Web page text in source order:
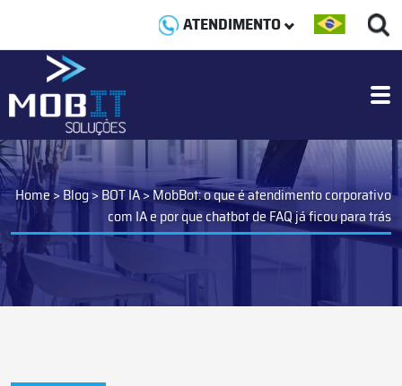
ATENDIMENTO
Home > Blog>BOT IA>MobBot: o que é atendimento corporativo
com IA e por que chatbot de FAQ já ficou para trás